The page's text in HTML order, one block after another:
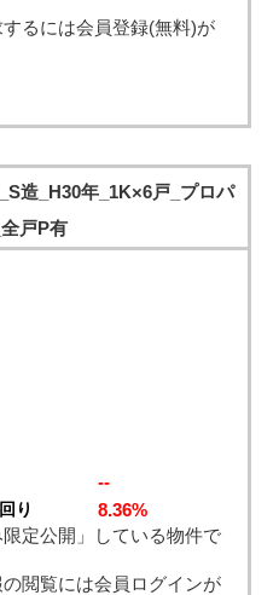
るには会員登録(無料)が
造_H30年_1K×6戸_プロパ
戸P有
--
り
8.36%
定公開」している物件で
閲覧には会員ログインが